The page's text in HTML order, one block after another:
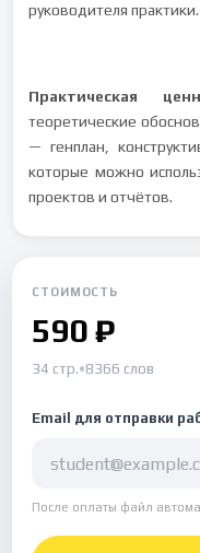
руководителя практики.
Практическая
теоретические
— генплан,
которые можно
проектов и отчётов.
СТОИМОСТЬ
590 ₽
34 стр.•8366 слов
Email для отправки
После оплаты файл